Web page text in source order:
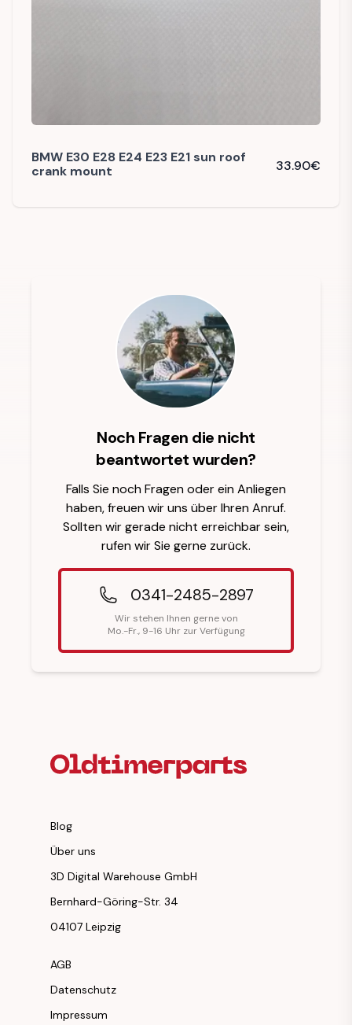
BMW E30 E28 E24 E23 E21 sun roof
crank mount
33.90€
Noch Fragen die nicht
beantwortet wurden?
Falls Sie noch Fragen oder ein Anliegen
haben, freuen wir uns über Ihren Anruf.
Sollten wir gerade nicht erreichbar sein,
rufen wir Sie gerne zurück.
0341-2485-2897
Wir stehen Ihnen gerne von
Mo.-Fr., 9-16 Uhr zur Verfügung
Blog
Über uns
3D Digital Warehouse GmbH
Bernhard-Göring-Str. 34
04107 Leipzig
AGB
Datenschutz
Impressum